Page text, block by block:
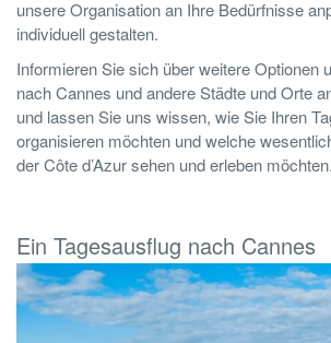
unsere Organisation an Ihre Bedürfnisse
individuell gestalten.
Informieren Sie sich über weitere Optionen
nach Cannes und andere Städte und Orte
und lassen Sie uns wissen, wie Sie Ihren
organisieren möchten und welche
der Côte d’Azur sehen und erleben möchten.
Ein Tagesausflug nach Cannes